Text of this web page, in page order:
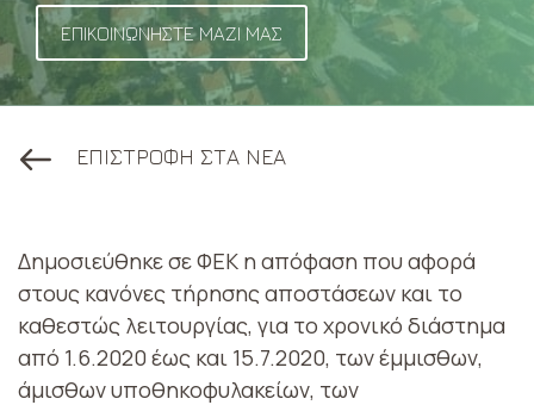
ΕΠΙΚΟΙΝΩΝΗΣΤΕ ΜΑΖΙ ΜΑΣ
ΕΠΙΣΤΡΟΦΗ ΣΤΑ ΝΕΑ
Δημοσιεύθηκε σε ΦΕΚ η απόφαση που αφορά
στους κανόνες τήρησης αποστάσεων και το
καθεστώς λειτουργίας, για το χρονικό διάστημα
από 1.6.2020 έως και 15.7.2020, των έμμισθων,
άμισθων υποθηκοφυλακείων, των